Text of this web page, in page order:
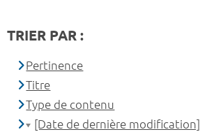
TRIER PAR :
Pertinence
Titre
Type de contenu
[Date de dernière modification]